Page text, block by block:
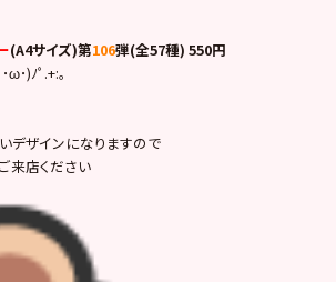
(A4サイズ)第106弾(全57種) 550円
ω･)ﾉﾟ.+:｡
デザインになりますので
来店ください